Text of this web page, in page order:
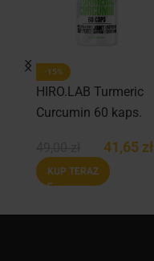
-15%
HIRO.LAB Turmeric
Curcumin 60 kaps.
41,65 zł
KUP TERAZ